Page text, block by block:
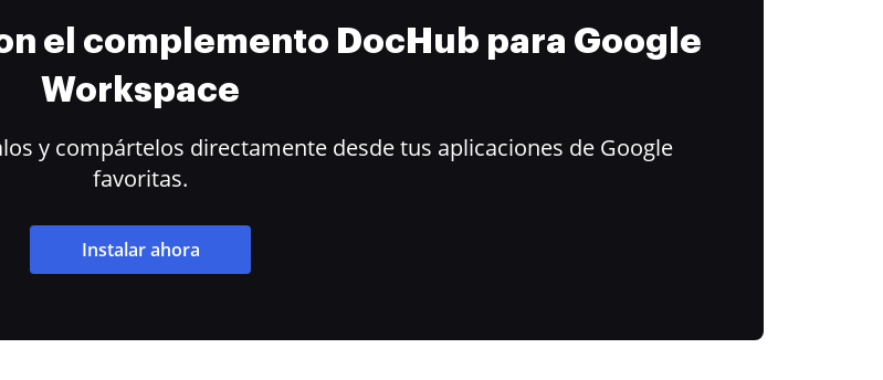
el complemento DocHub para Google
Workspace
y compártelos directamente desde tus aplicaciones de Google
favoritas.
Instalar ahora